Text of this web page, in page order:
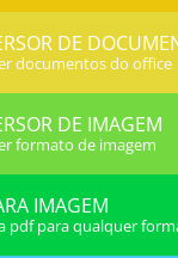
DE
documentos do office
DE IMAGEM
formato de imagem
IMAGEM
pdf para qualquer